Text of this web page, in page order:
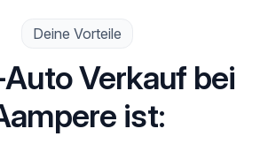
Deine Vorteile
Verkauf bei
ist: